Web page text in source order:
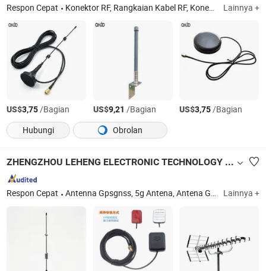
Respon Cepat Konektor RF, Rangkaian Kabel RF, Konektor Koaksial, Rangkaian Kabel RF, Kabel Koaksial, Konektor SMA, Konektor Tipe N, Konektor TNC, Konektor Ipex / Ufl, Perangkat Komunikasi Lainnya +
US$3,75/Bagian US$9,21 /Bagian US$3,75/Bagian
Hubungi
Obrolan
ZHENGZHOU LEHENG ELECTRONIC TECHNOLOGY CO., LIMITED
Respon Cepat Antenna Gpsgnss, 5g Antena, Antena GPS Presisi Tinggi, 3G Antena, Antena LTE, Antena Lora, Antena WiFi dan WLAN, Bagian Perakitan, Konektor Koaksial, Antena GSM Lainnya +